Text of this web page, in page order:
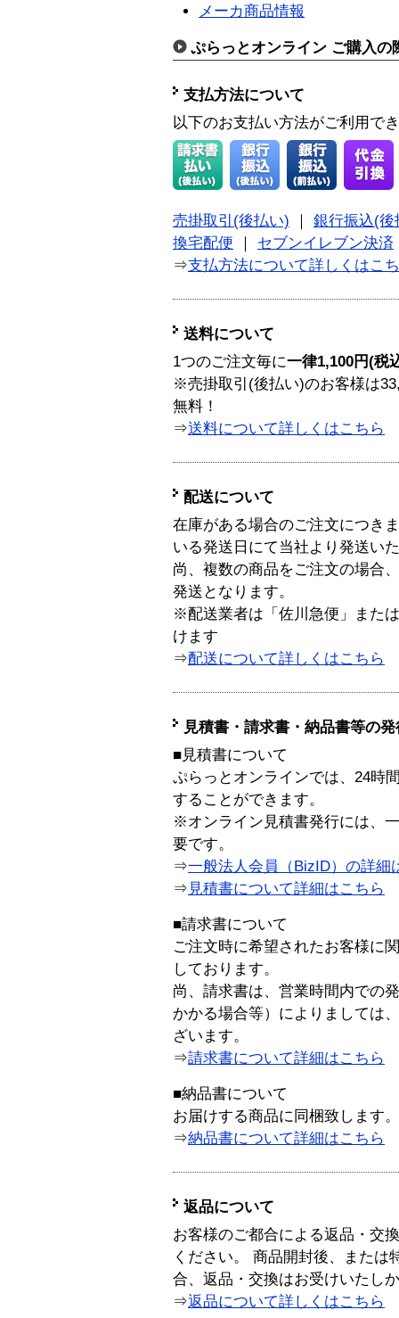
メーカ商品情報
ぷらっとオンライン ご購入の
支払方法について
以下のお支払い方法がご利用で
売掛取引(後払い)
銀行振込(後
換宅配便
セブンイレブン決済
⇒支払方法について詳しくはこ
送料について
1つのご注文毎に一律1,100円(税
※売掛取引(後払い)のお客様は
無料！
⇒送料について詳しくはこちら
配送について
在庫がある場合のご注文につき
いる発送日にて当社より発送い
尚、複数の商品をご注文の場合
発送となります。
※配送業者は「佐川急便」また
けます
⇒配送について詳しくはこちら
見積書・請求書・納品書等の
■見積書について
ぷらっとオンラインでは、24時
することができます。
※オンライン見積書発行には、
要です。
⇒一般法人会員（BizID）の詳細
⇒ 見積書について詳細はこちら
■請求書について
ご注文時に希望されたお客様に
しております。
尚、請求書は、営業時間内での
かかる場合等）によりましては
ざいます。
⇒請求書について詳細はこちら
■納品書について
お届けする商品に同梱致します。
⇒納品書について詳細はこちら
返品について
お客様のご都合による返品・交
ください。 商品開封後、または
合、返品・交換はお受けいたし
⇒返品について詳しくはこちら